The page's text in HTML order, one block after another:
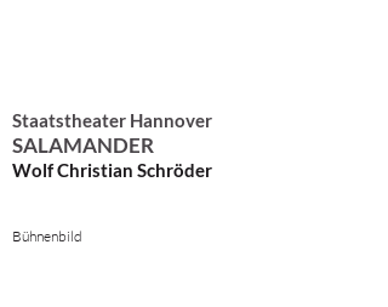
Staatstheater Hannover
SALAMANDER
Wolf Christian Schröder
Bühnenbild